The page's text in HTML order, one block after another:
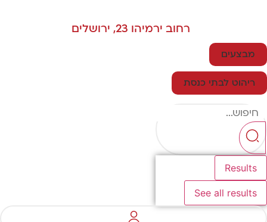
רחוב ירמיהו 23, ירושלים
מבצעים
ריהוט לבתי כנסת
Results
See all results